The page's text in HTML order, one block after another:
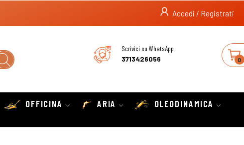
Accedi / Registrati
0
Scrivici su WhatsApp
3713426056
OFFICINA ARIA
OLEODINAMICA